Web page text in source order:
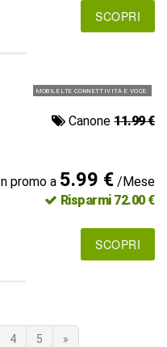
SCOPRI
MOBILE LTE CONNETTIVITÀ E VOCE
Canone11.99 €
In promo a 5.99 €/Mese
Risparmi 72.00 €
SCOPRI
4 5 »